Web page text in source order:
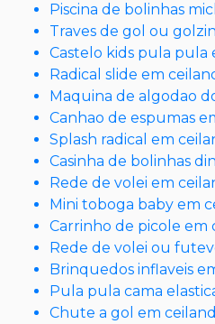
Piscina de bolinhas
Traves de gol ou
Castelo kids pula pula
Radical slide em
Maquina de algodao
Canhao de espumas
Splash radical em
Casinha de bolinhas
Rede de volei em
Mini toboga baby em
Carrinho de picole em
Rede de volei ou
Brinquedos inflaveis
Pula pula cama
Chute a gol em